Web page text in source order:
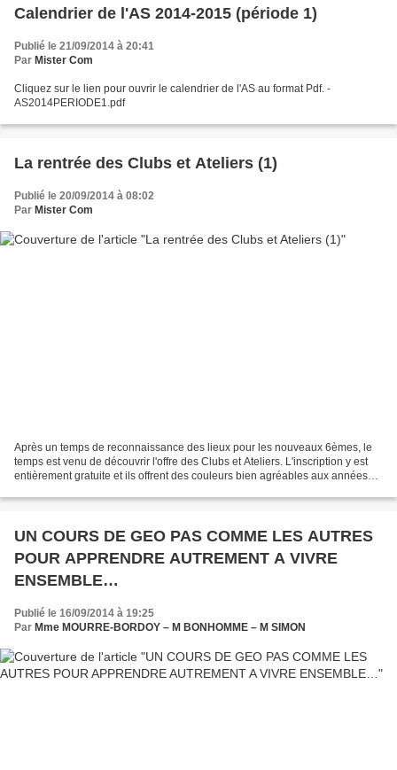
Calendrier de l'AS 2014-2015 (période 1)
Publié le 21/09/2014 à 20:41
Par Mister Com
Cliquez sur le lien pour ouvrir le calendrier de l'AS au format Pdf. -
AS2014PERIODE1.pdf
La rentrée des Clubs et Ateliers (1)
Publié le 20/09/2014 à 08:02
Par Mister Com
Après un temps de reconnaissance des lieux pour les nouveaux 6èmes, le
temps est venu de découvrir l'offre des Clubs et Ateliers. L'inscription y est
entièrement gratuite et ils offrent des couleurs bien agréables aux années
UN COURS DE GEO PAS COMME LES AUTRES
POUR APPRENDRE AUTREMENT A VIVRE
ENSEMBLE…
Publié le 16/09/2014 à 19:25
Par Mme MOURRE-BORDOY – M BONHOMME – M SIMON